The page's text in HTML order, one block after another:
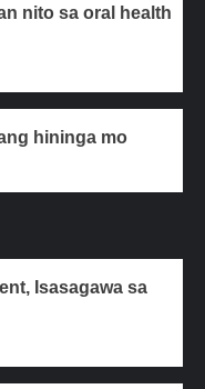
nito sa oral health
hininga mo
Isasagawa sa